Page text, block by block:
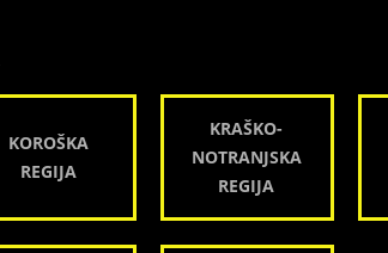
KOROŠKA
REGIJA
KRAŠKO-
NOTRANJSKA
REGIJA